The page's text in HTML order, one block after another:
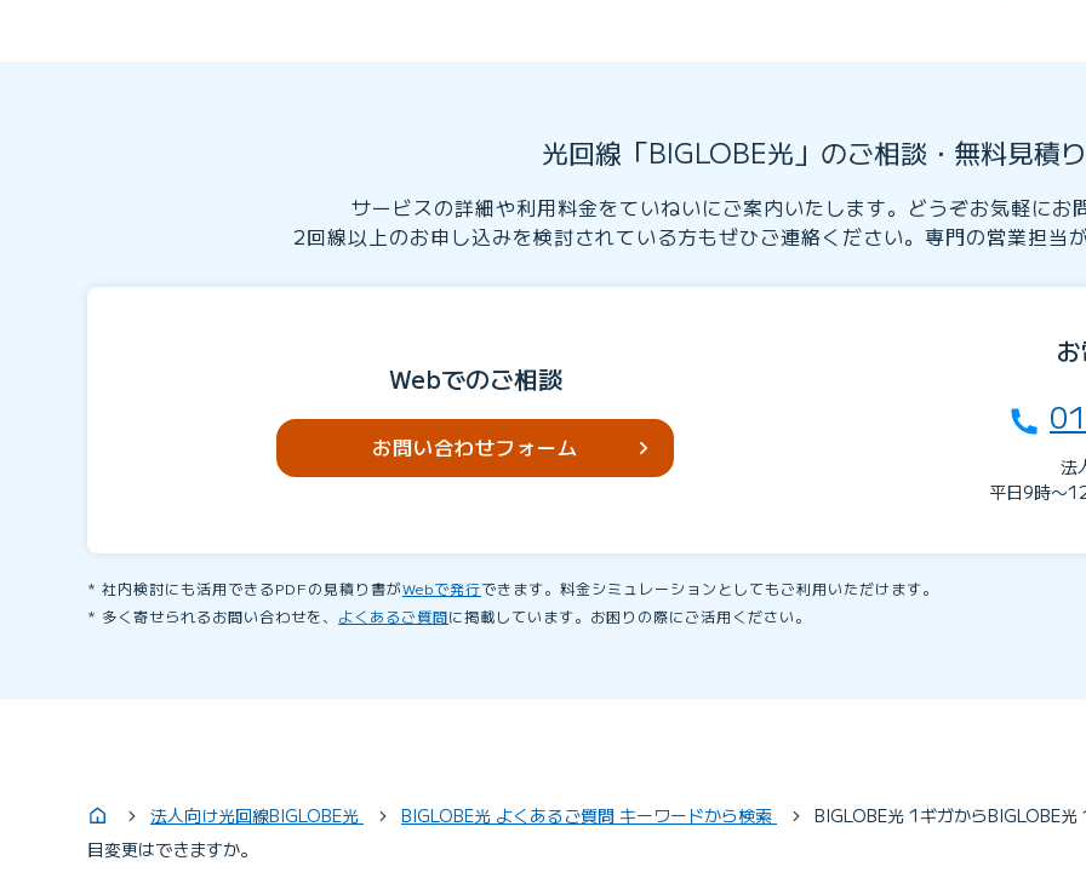
光回線「BIGLOBE光」のご相談・無料見積り
サービスの詳細や利用料金をていねいにご案内いたします。どうぞお気軽にお
2回線以上のお申し込みを検討されている方もぜひご連絡ください。専門の営業担当
Webでのご相談
お問い合わせフォーム
法
平日9時〜
社内検討にも活用できるPDFの見積り書がWebで発行できます。料金シミュレーションとしてもご利用いただけます。
多く寄せられるお問い合わせを、 よくあるご質問に掲載しています。お困りの際にご活用ください。
法人向け光回線BIGLOBE光 BIGLOBE光 よくあるご質問 キーワードから検索
BIGLOBE光 1ギガからBIGLOBE
目変更はできますか。